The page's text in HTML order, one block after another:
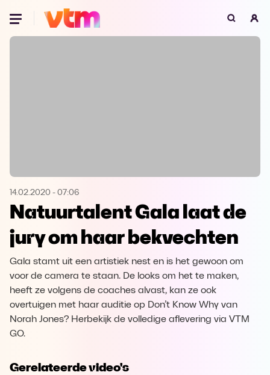
Oeps, browser niet ondersteund
Microsoft Edge Download
Opera Download
14.02.2020 - 07:06
Natuurtalent Gala laat de
jury om haar bekvechten
Gala stamt uit een artistiek nest en is het gewoon om
voor de camera te staan. De looks om het te maken,
heeft ze volgens de coaches alvast, kan ze ook
overtuigen met haar auditie op Don’t Know Why van
Norah Jones? Herbekijk de volledige aflevering via VTM
GO.
Gerelateerde video's